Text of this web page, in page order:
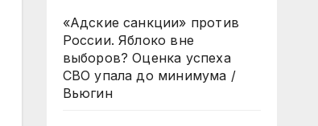
«Адские санкции» против
России. Яблоко вне
выборов? Оценка успеха
СВО упала до минимума /
Вьюгин